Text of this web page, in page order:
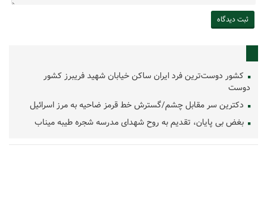
کشور دوست‌ترین فرد ایران ساکن خیابان شهید فریبرز کشور
دوست
دکترین سر مقابل چشم/گسترش خط قرمز ضاحیه به مرز اسرائیل
بغض بی پایان، تقدیم به روح شهدای مدرسه شجره طیبه میناب